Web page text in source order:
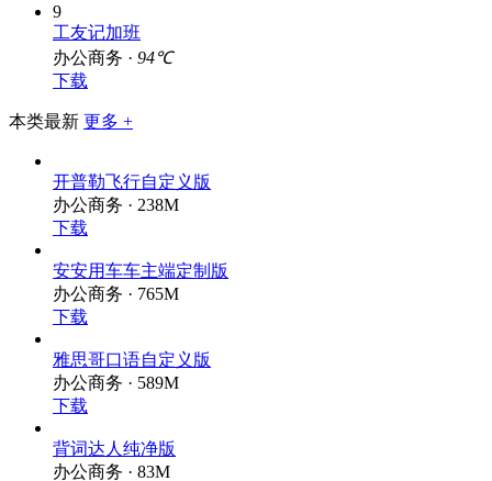
9
工友记加班
办公商务 · 94℃
下载
本类最新 更多 +
开普勒飞行自定义版
办公商务 · 238M
下载
安安用车车主端定制版
办公商务 · 765M
下载
雅思哥口语自定义版
办公商务 · 589M
下载
背词达人纯净版
办公商务 · 83M